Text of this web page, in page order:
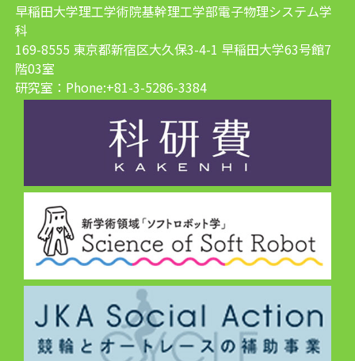
早稲田大学理工学術院基幹理工学部電子物理システム学
科
169-8555 東京都新宿区大久保3-4-1 早稲田大学63号館7
階03室
研究室：Phone:+81-3-5286-3384